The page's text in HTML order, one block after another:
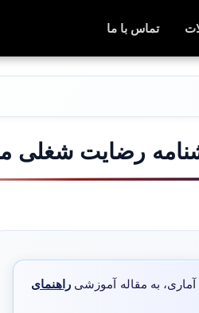
تماس با ما
رضایت شغلی مینه
راهنمای